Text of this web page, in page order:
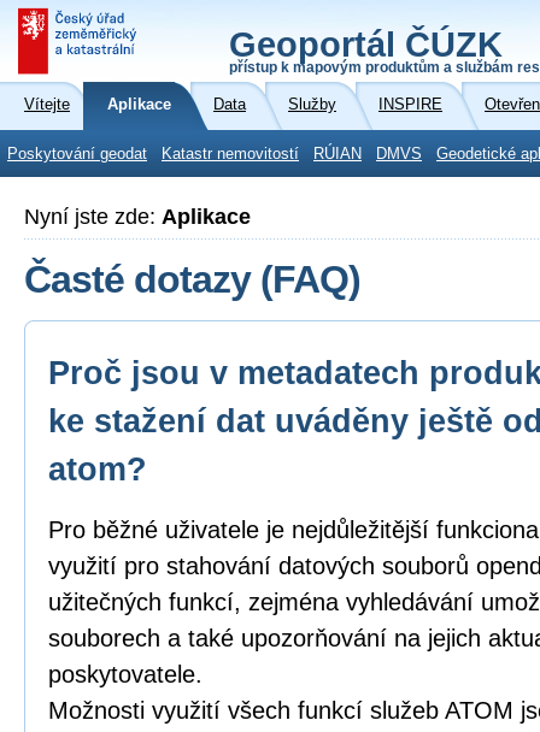
Geoportál ČÚZK
přístup k mapovým produktům a službám
Vítejte Aplikace Data Služby INSPIRE
Poskytování geodat Katastr nemovitostí RÚIAN DMVS Geodetické
Nyní jste zde: Aplikace
Časté dotazy (FAQ)
Proč jsou v metadatech
ke stažení dat uváděny ještě
atom?
Pro běžné uživatele je nejdůležitější
využití pro stahování datových souborů
užitečných funkcí, zejména vyhledávání
souborech a také upozorňování na jejich
poskytovatele.
Možnosti využití všech funkcí služeb ATOM